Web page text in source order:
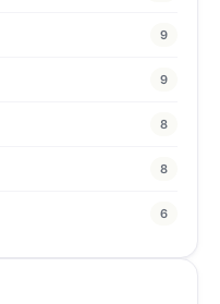
9
9
8
8
6